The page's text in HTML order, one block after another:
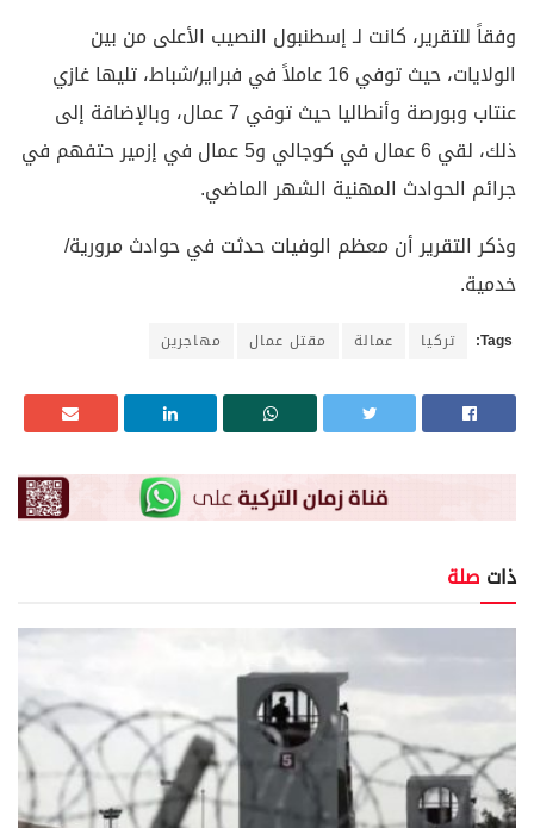
وفقاً للتقرير، كانت لـ إسطنبول النصيب الأعلى من بين
الولايات، حيث توفي 16 عاملاً في فبراير/شباط، تليها غازي
عنتاب وبورصة وأنطاليا حيث توفي 7 عمال، وبالإضافة إلى
ذلك، لقي 6 عمال في كوجالي و5 عمال في إزمير حتفهم في
جرائم الحوادث المهنية الشهر الماضي.
وذكر التقرير أن معظم الوفيات حدثت في حوادث مرورية/
خدمية.
Tags: تركيا عمالة مقتل عمال مهاجرين
ذات صلة